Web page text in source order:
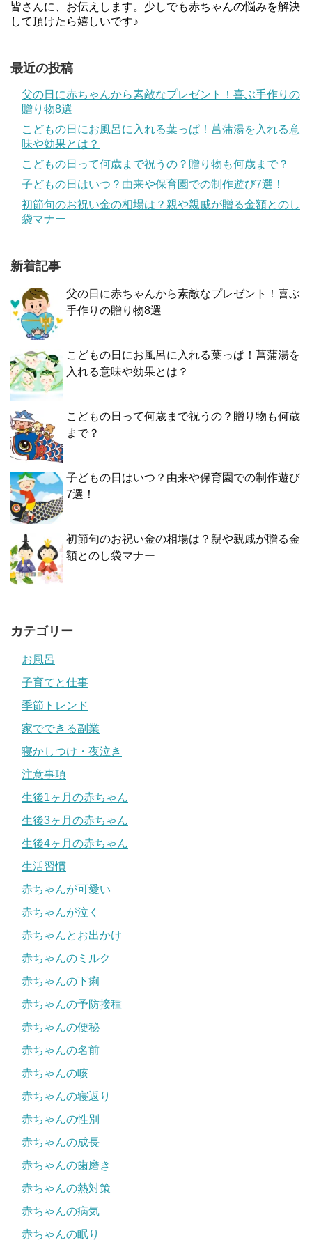
皆さんに、お伝えします。少しでも赤ちゃんの悩みを解決
して頂けたら嬉しいです♪
最近の投稿
父の日に赤ちゃんから素敵なプレゼント！喜ぶ手作りの
贈り物8選
こどもの日にお風呂に入れる葉っぱ！菖蒲湯を入れる意
味や効果とは？
こどもの日って何歳まで祝うの？贈り物も何歳まで？
子どもの日はいつ？由来や保育園での制作遊び7選！
初節句のお祝い金の相場は？親や親戚が贈る金額とのし
袋マナー
新着記事
父の日に赤ちゃんから素敵なプレゼント！喜ぶ
手作りの贈り物8選
こどもの日にお風呂に入れる葉っぱ！菖蒲湯を
入れる意味や効果とは？
こどもの日って何歳まで祝うの？贈り物も何歳
まで？
子どもの日はいつ？由来や保育園での制作遊び
7選！
初節句のお祝い金の相場は？親や親戚が贈る金
額とのし袋マナー
カテゴリー
お風呂
子育てと仕事
季節トレンド
家でできる副業
寝かしつけ・夜泣き
注意事項
生後1ヶ月の赤ちゃん
生後3ヶ月の赤ちゃん
生後4ヶ月の赤ちゃん
生活習慣
赤ちゃんが可愛い
赤ちゃんが泣く
赤ちゃんとお出かけ
赤ちゃんのミルク
赤ちゃんの下痢
赤ちゃんの予防接種
赤ちゃんの便秘
赤ちゃんの名前
赤ちゃんの咳
赤ちゃんの寝返り
赤ちゃんの性別
赤ちゃんの成長
赤ちゃんの歯磨き
赤ちゃんの熱対策
赤ちゃんの病気
赤ちゃんの眠り